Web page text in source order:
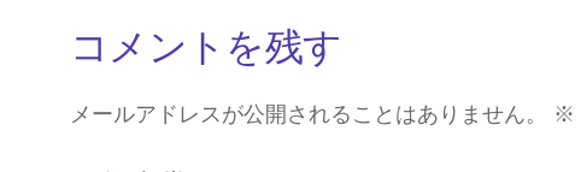
コメントを残す
メールアドレスが公開されることはありません。 ※